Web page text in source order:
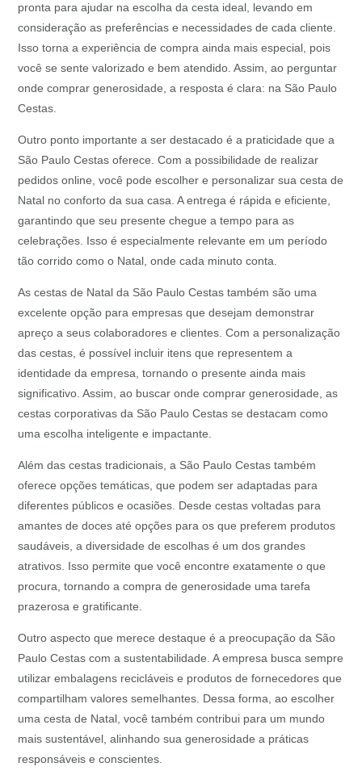
pronta para ajudar na escolha da cesta ideal, levando em
consideração as preferências e necessidades de cada cliente.
Isso torna a experiência de compra ainda mais especial, pois
você se sente valorizado e bem atendido. Assim, ao perguntar
onde comprar generosidade, a resposta é clara: na São Paulo
Cestas.
Outro ponto importante a ser destacado é a praticidade que a
São Paulo Cestas oferece. Com a possibilidade de realizar
pedidos online, você pode escolher e personalizar sua cesta de
Natal no conforto da sua casa. A entrega é rápida e eficiente,
garantindo que seu presente chegue a tempo para as
celebrações. Isso é especialmente relevante em um período
tão corrido como o Natal, onde cada minuto conta.
As cestas de Natal da São Paulo Cestas também são uma
excelente opção para empresas que desejam demonstrar
apreço a seus colaboradores e clientes. Com a personalização
das cestas, é possível incluir itens que representem a
identidade da empresa, tornando o presente ainda mais
significativo. Assim, ao buscar onde comprar generosidade, as
cestas corporativas da São Paulo Cestas se destacam como
uma escolha inteligente e impactante.
Além das cestas tradicionais, a São Paulo Cestas também
oferece opções temáticas, que podem ser adaptadas para
diferentes públicos e ocasiões. Desde cestas voltadas para
amantes de doces até opções para os que preferem produtos
saudáveis, a diversidade de escolhas é um dos grandes
atrativos. Isso permite que você encontre exatamente o que
procura, tornando a compra de generosidade uma tarefa
prazerosa e gratificante.
Outro aspecto que merece destaque é a preocupação da São
Paulo Cestas com a sustentabilidade. A empresa busca sempre
utilizar embalagens recicláveis e produtos de fornecedores que
compartilham valores semelhantes. Dessa forma, ao escolher
uma cesta de Natal, você também contribui para um mundo
mais sustentável, alinhando sua generosidade a práticas
responsáveis e conscientes.